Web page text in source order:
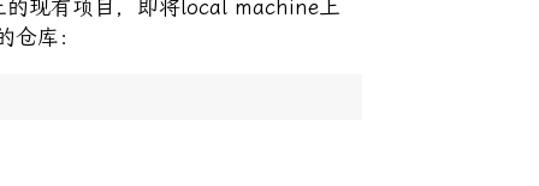
现有项目，即将local machine上
库：